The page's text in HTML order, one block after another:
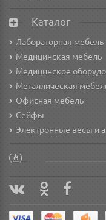
Каталог
Лабораторная мебель
Медицинская мебель
Медицинское
Металлическая
Офисная мебель
Сейфы
Электронные весы и